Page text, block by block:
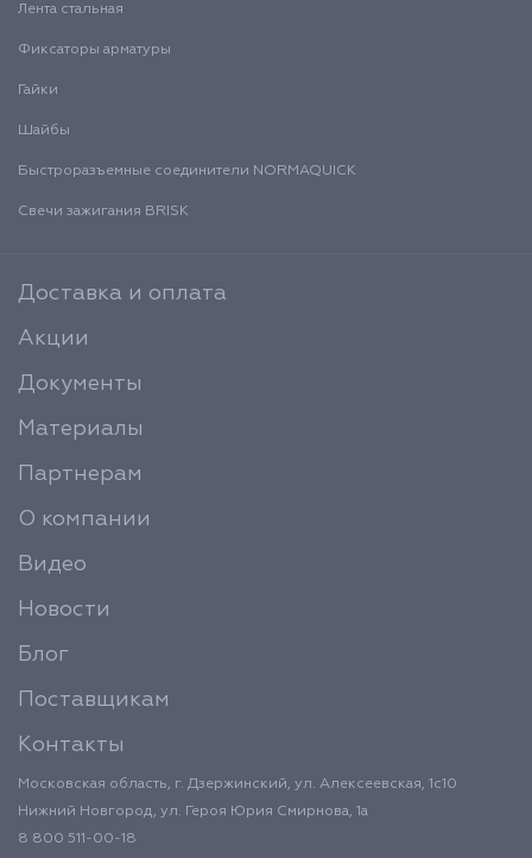
Лента стальная
Фиксаторы арматуры
Гайки
Шайбы
Быстроразъемные соединители NORMAQUICK
Свечи зажигания BRISK
Доставка и оплата
Акции
Документы
Материалы
Партнерам
О компании
Видео
Новости
Блог
Поставщикам
Контакты
Московская область, г. Дзержинский, ул. Алексеевская, 1с10
Нижний Новгород, ул. Героя Юрия Смирнова, 1а
8 800 511-00-18